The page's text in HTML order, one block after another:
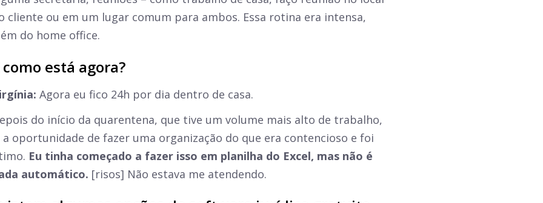
cliente ou em um lugar comum para ambos. Essa rotina era intensa,
do home office.
como está agora?
Agora eu fico 24h por dia dentro de casa.
do início da quarentena, que tive um volume mais alto de trabalho,
a oportunidade de fazer uma organização do que era contencioso e foi
Eu tinha começado a fazer isso em planilha do Excel, mas não é
automático. [risos] Não estava me atendendo.